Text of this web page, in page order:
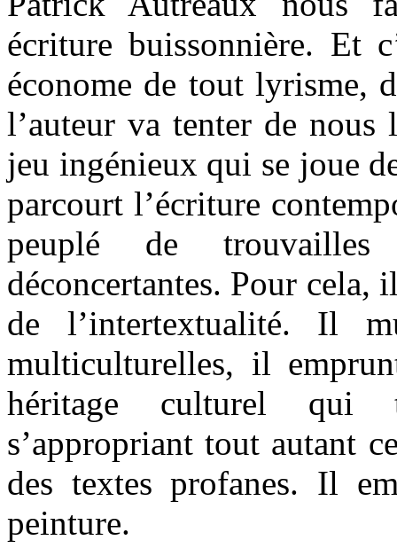
écriture buissonnière. Et
économe de tout lyrisme,
l’auteur va tenter de
jeu ingénieux qui se joue
parcourt l’écriture
peuplé de trouvailles
déconcertantes. Pour cela,
de l’intertextualité. Il
multiculturelles, il
héritage culturel qui
s’appropriant tout autant
des textes profanes. Il
peinture.